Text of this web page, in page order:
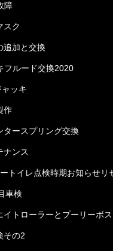
障
スク
追加と交換
フルード交換2020
ッキ
作
タースプリング交換
ナンス
トイレ点検時期お知らせリ
車検
イトローラーとプーリーボス
その2